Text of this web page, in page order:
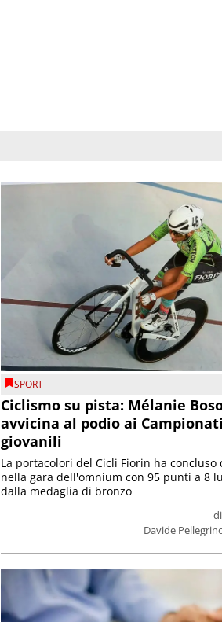
SPORT
Ciclismo su pista: Mélanie
avvicina al podio ai
giovanili
di
Davide
La portacolori del Cicli Fiorin ha concluso
nella gara dell'omnium con 95 punti a 8
dalla medaglia di bronzo